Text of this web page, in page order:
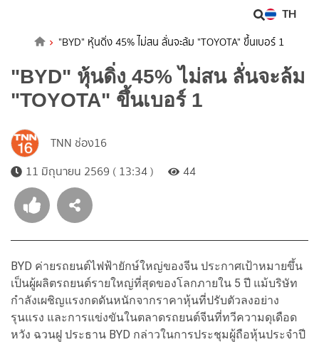
TH
"BYD" หุ้นดิ่ง 45% ไม่สน ลั่นจะล้ม "TOYOTA" ขึ้นเบอร์ 1
"BYD" หุ้นดิ่ง 45% ไม่สน ลั่นจะล้ม
"TOYOTA" ขึ้นเบอร์ 1
TNN ช่อง16
11 มิถุนายน 2569 ( 13:34 )
44
BYD ค่ายรถยนต์ไฟฟ้ายักษ์ใหญ่ของจีน ประกาศเป้าหมายขึ้น
เป็นผู้ผลิตรถยนต์รายใหญ่ที่สุดของโลกภายใน 5 ปี แม้บริษัท
กำลังเผชิญแรงกดดันหนักจากราคาหุ้นที่ปรับตัวลงอย่าง
รุนแรง และการแข่งขันในตลาดรถยนต์จีนที่ทวีความดุเดือด
หวัง ฉวนฝู ประธาน BYD กล่าวในการประชุมผู้ถือหุ้นประจำปี